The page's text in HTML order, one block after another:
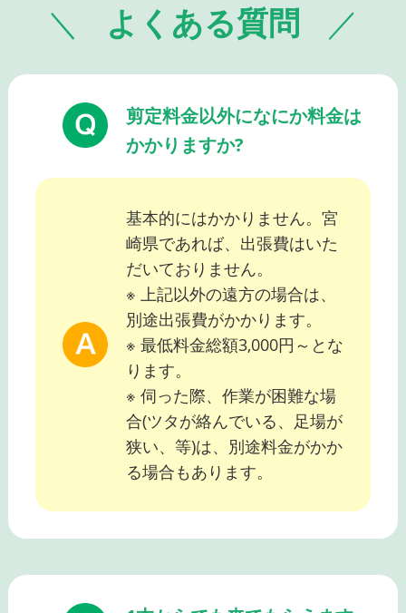
よくある質問
剪定料金以外になにか料金は
かかりますか?
基本的にはかかりません。宮
崎県であれば、出張費はいた
だいておりません。
※ 上記以外の遠方の場合は、
別途出張費がかかります。
※ 最低料金総額3,000円～とな
ります。
※ 伺った際、作業が困難な場
合(ツタが絡んでいる、足場が
狭い、等)は、別途料金がかか
る場合もあります。